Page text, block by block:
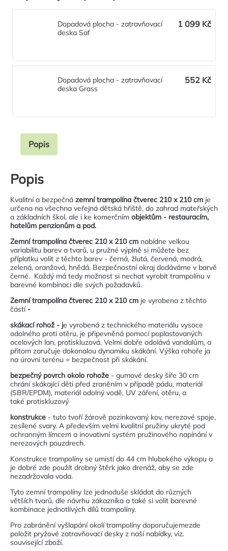
Dopadová plocha - zatravňovací
deska Saf
1 099 Kč
Dopadová plocha - zatravňovací
deska Grass
552 Kč
Popis
Popis
Kvalitní a bezpečná zemní trampolína čtverec 210 x 210 cm je
určena na všechna veřejná dětská hřiště, do zahrad mateřských
a základních škol, ale i ke komerčním objektům - restauracím,
hotelům penzionům a pod.
Zemní trampolína čtverec 210 x 210 cm nabídne velkou
variabilitu barev a tvarů, u pružné výplně si můžete bez
příplatku volit z těchto barev - černá, žlutá, červená, modrá,
zelená, oranžová, hnědá. Bezpečnostní okraj dodáváme v barvě
černé. Každý má tedy možnost si nechat vyrobit trampolínu v
barevné kombinaci dle svých požadavků.
Zemní trampolína čtverec 210 x 210 cm je vyrobena z těchto
částí-
skákací rohož - je vyrobená z technického materiálu vysoce
odolného proti otěru, je připevněná pomocí poplastovaných
ocelových lan, protiskluzová. Velmi dobře odolává vandalům, a
přitom zaručuje dokonalou dynamiku skákání. Výška rohoře ja
na úrovni terénu = bezpečnost při skákání.
bezpečný povrch okolo rohože - gumové desky šíře 30 cm
chrání skákající děti před zraněním v případě pádu, materiál
(SBR/EPDM), materiál odolný vodě, UV záření, otěru, a
také protiskluzový
konstrukce - tuto tvoří žárově pozinkovaný kov, nerezové spoje,
zesílené svary. A především velmi kvalitní pružiny ukryté pod
ochranným límcem a inovativní systém pružinového napínání v
nerezových pouzdrech.
Konstrukce trampolíny se umistí do 44 cm hlubokého výkopu a
je dobré zde použít drobný štěrk jako drenáž, aby se zde
nezadržovala voda.
Tyto zemní trampolíny lze jednoduše skládat do různých
větších tvarů, dle návrhu zákazníka a také si volit barevné
kombinace jednotlivých dílů trampolíny.
Pro zabránění vyšlapání okolí trampolíny doporučujemezde
položit pryžové zatravňovací desky z naší nabídky, viz.
související zboží.